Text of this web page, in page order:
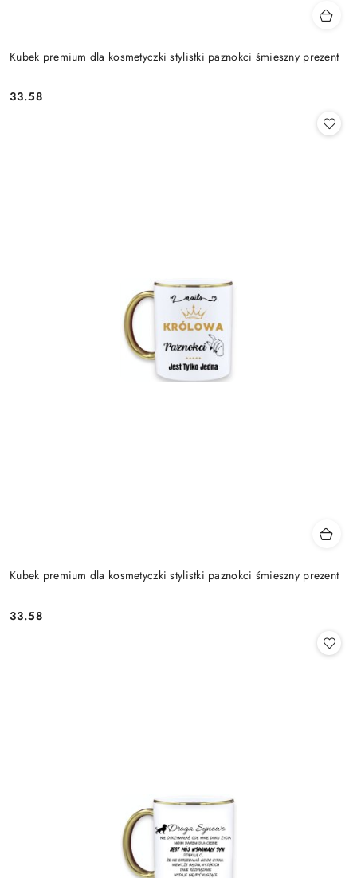
Kubek premium dla kosmetyczki stylistki paznokci śmieszny prezent
Cena:
33.58
Kubek premium dla kosmetyczki stylistki paznokci śmieszny prezent
Cena:
33.58